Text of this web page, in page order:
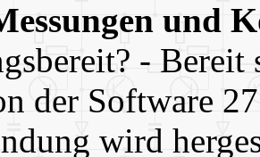
und
- Bereit
der Software 27
wird